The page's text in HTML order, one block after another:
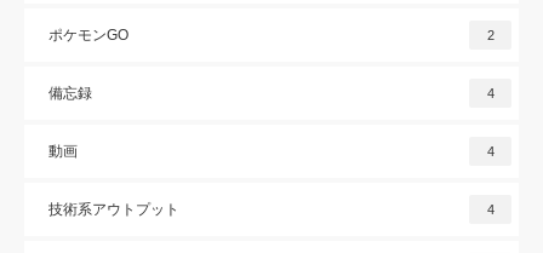
ポケモンGO 2
備忘録 4
動画 4
技術系アウトプット 4